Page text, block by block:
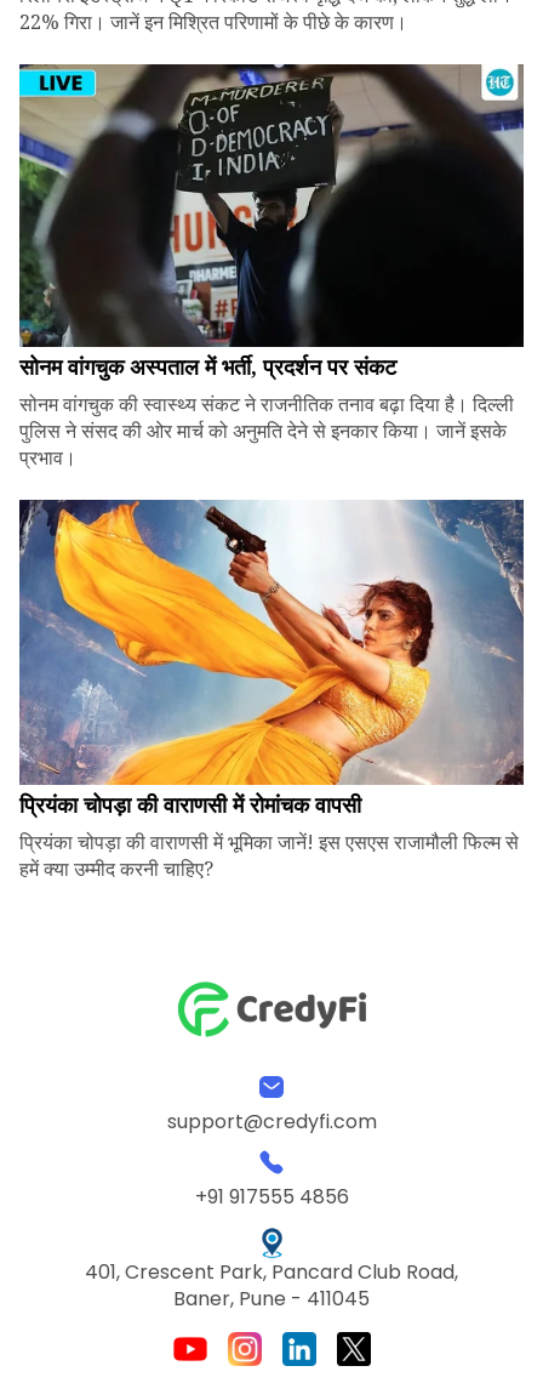
22% गिरा। जानें इन मिश्रित परिणामों के पीछे के कारण।
सोनम वांगचुक अस्पताल में भर्ती, प्रदर्शन पर संकट
सोनम वांगचुक की स्वास्थ्य संकट ने राजनीतिक तनाव बढ़ा दिया है। दिल्ली
पुलिस ने संसद की ओर मार्च को अनुमति देने से इनकार किया। जानें इसके
प्रभाव।
प्रियंका चोपड़ा की वाराणसी में रोमांचक वापसी
प्रियंका चोपड़ा की वाराणसी में भूमिका जानें! इस एसएस राजामौली फिल्म से
हमें क्या उम्मीद करनी चाहिए?
support@credyfi.com
+91 917555 4856
401, Crescent Park, Pancard Club Road,
Baner, Pune - 411045